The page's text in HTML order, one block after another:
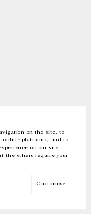
on the site, to
online platforms, and to
on our site.
the others require your
Customize